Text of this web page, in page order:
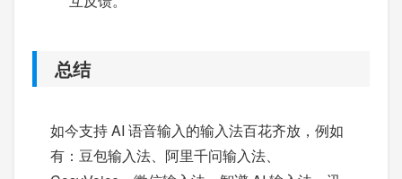
总结
如今支持 AI 语音输入的输入法百花齐放，例如
有：豆包输入法、阿里千问输入法、